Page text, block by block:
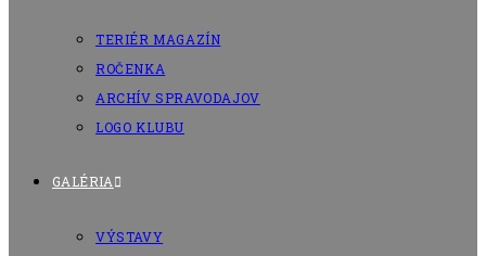
TERIÉR MAGAZÍN
ROČENKA
ARCHÍV SPRAVODAJOV
LOGO KLUBU
GALÉRIA
VÝSTAVY